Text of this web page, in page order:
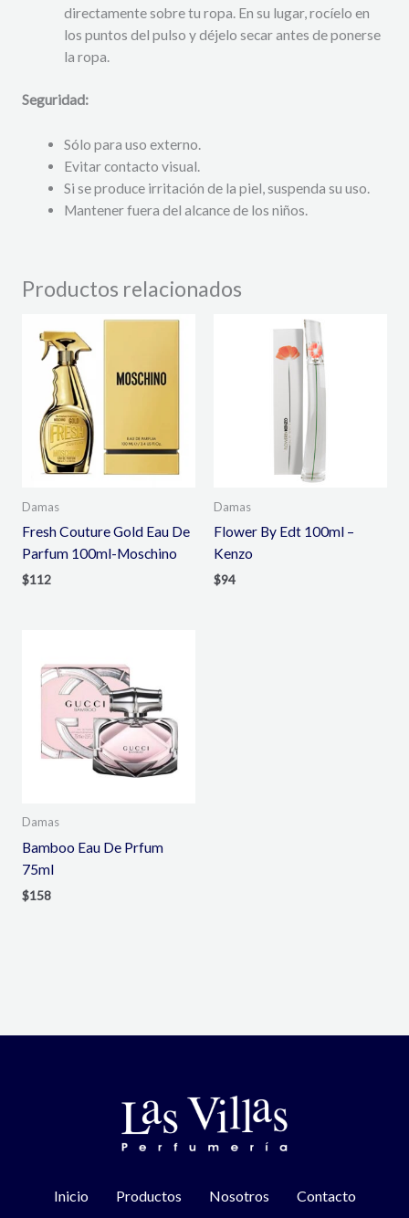
directamente sobre tu ropa. En su lugar,rocíelo en
los puntos del pulso y déjelo secar antes de ponerse
la ropa.
Seguridad:
Sólo para uso externo.
Evitar contacto visual.
Si se produce irritación de la piel,suspenda su uso.
Mantener fuera del alcance de los niños.
Productos relacionados
Damas
Fresh Couture Gold Eau De
Parfum 100ml-Moschino
$112
Damas
Flower By Edt 100ml –
Kenzo
$94
Damas
Bamboo Eau De Prfum
75ml
$158
Inicio Productos Nosotros Contacto